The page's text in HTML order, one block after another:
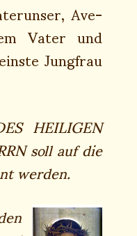
Ave-
Vater und
Jungfrau
HEILIGEN
soll auf die
werden.